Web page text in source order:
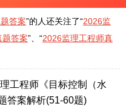
答案”的人还关注了“2026监
题答案”、“2026监理工程师真
工程师《目标控制（水
答案解析(51-60题)